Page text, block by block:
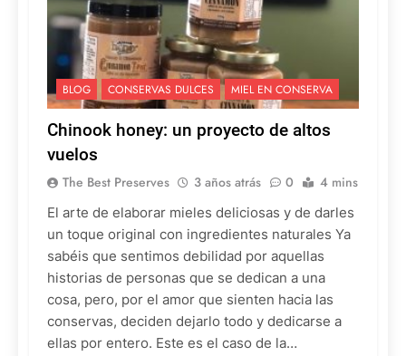
BLOG CONSERVAS DULCES MIEL EN CONSERVA
Chinook honey: un proyecto de altos
vuelos
The Best Preserves 3 años atrás 0 4 mins
El arte de elaborar mieles deliciosas y de darles
un toque original con ingredientes naturales Ya
sabéis que sentimos debilidad por aquellas
historias de personas que se dedican a una
cosa, pero, por el amor que sienten hacia las
conservas, deciden dejarlo todo y dedicarse a
ellas por entero. Este es el caso de la…